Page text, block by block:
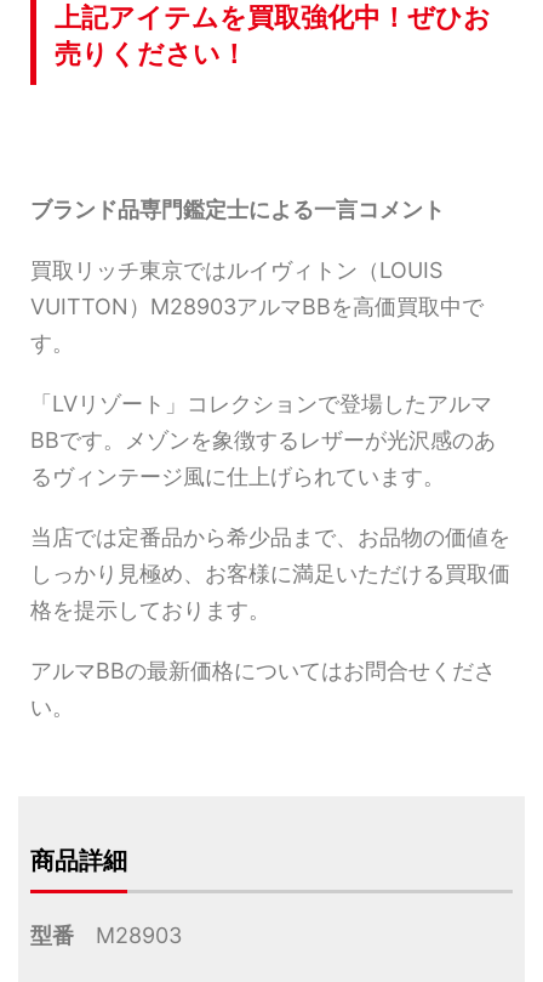
上記アイテムを買取強化中！ぜひお
売りください！
ブランド品専門鑑定士による一言コメント
買取リッチ東京ではルイヴィトン（LOUIS
VUITTON）M28903アルマBBを高価買取中で
す。
「LVリゾート」コレクションで登場したアルマ
BBです。メゾンを象徴するレザーが光沢感のあ
るヴィンテージ風に仕上げられています。
当店では定番品から希少品まで、お品物の価値を
しっかり見極め、お客様に満足いただける買取価
格を提示しております。
アルマBBの最新価格についてはお問合せくださ
い。
商品詳細
型番 M28903